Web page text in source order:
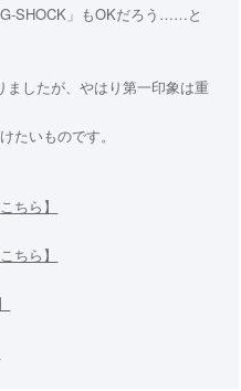
SHOCK」もOKだろう……と
ましたが、やはり第一印象は重
たいものです。
こちら】
こちら】